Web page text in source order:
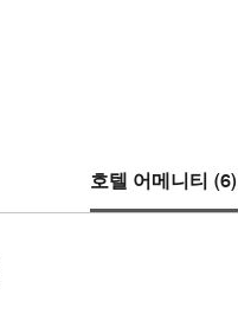
호텔 어메니티 (6)